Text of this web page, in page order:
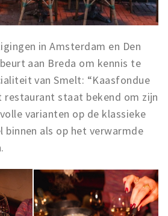
in Amsterdam en Den
aan Breda om kennis te
van Smelt: “Kaasfondue
restaurant staat bekend om zijn
varianten op de klassieke
binnen als op het verwarmde